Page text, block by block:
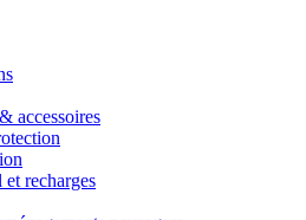
accessoires
recharges